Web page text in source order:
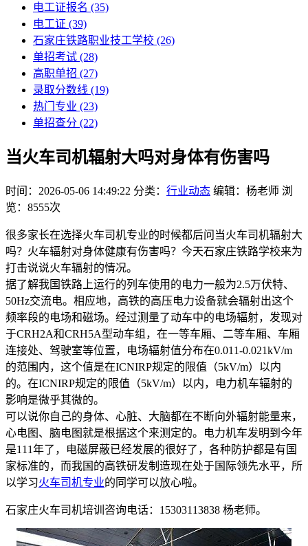
电工证报名 (35)
电工证 (39)
石家庄铁路职业技工学校 (26)
单招考试 (28)
高职单招 (27)
录取分数线 (19)
热门专业 (23)
单招查分 (22)
当火车司机辐射大吗对身体有伤害吗
时间：2026-05-06 14:49:22 分类： 行业动态 编辑：杨老师 浏
览：8555次
很多家长在选择火车司机专业的时候都后问当火车司机辐射大
吗？火车辐射对身体健康有伤害吗？今天石家庄铁路学校来为
打击说说火车辐射的情况。
据了解我国铁路上运行的列车使用的电力一般为2.5万伏特、
50Hz交流电。相应地，高铁的高压电力设备就会辐射出这个
频率段的电场和磁场。经过测量了动车中的电场辐射，发现对
于CRH2A和CRH5A型动车组，在一等车厢、二等车厢、车厢
连接处、驾驶室等位置，电场辐射值分布在0.011-0.021kV/m
的范围内，这个值是在ICNIRP规定的限值（5kV/m）以内
的。在ICNIRP规定的限值（5kV/m）以内，电力机车辐射的
影响是微乎其微的。
可以说你自己的身体、心脏、大脑都在不断向外辐射能量来，
心电图、脑电图就是根据这个来测定的。电力机车发明到今年
是111年了，电磁屏蔽已经发展的很好了，各种防护都是有国
家标准的，而我国的高铁研发制造现在处于国际领先水平，所
以学习火车司机专业的同学可以放心啦。
石家庄火车司机培训咨询电话：15303113838 杨老师。